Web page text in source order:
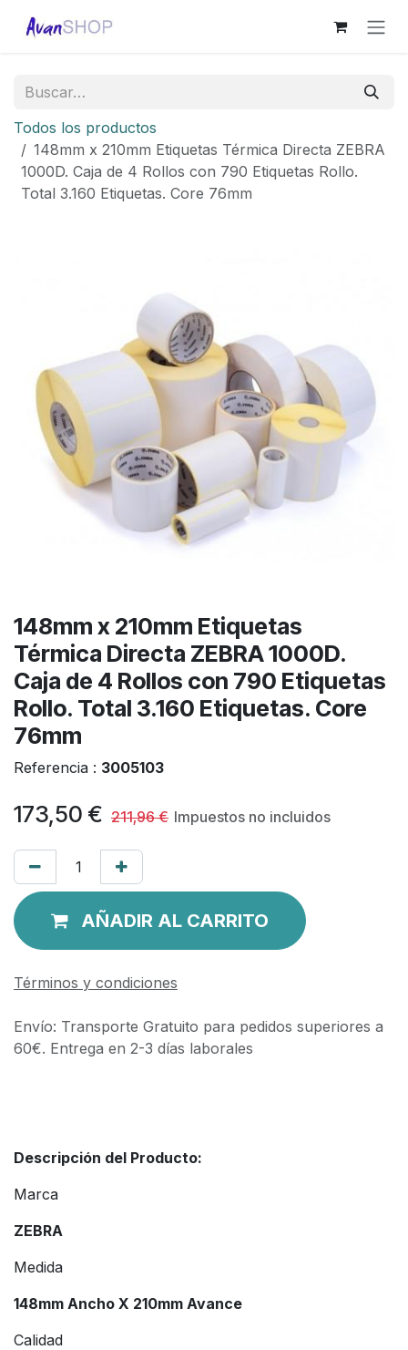
Todos los productos
148mm x 210mm Etiquetas Térmica Directa ZEBRA
1000D. Caja de 4 Rollos con 790 Etiquetas Rollo.
Total 3.160 Etiquetas. Core 76mm
148mm x 210mm Etiquetas
Térmica Directa ZEBRA 1000D.
Caja de 4 Rollos con 790 Etiquetas
Rollo. Total 3.160 Etiquetas. Core
76mm
Referencia : 3005103
173,50 € 211,96€ Impuestos no incluidos
AÑADIR AL CARRITO
Términos y condiciones
Envío: Transporte Gratuito para pedidos superiores a
60€. Entrega en 2-3 días laborales
Descripción del Producto:
Marca
ZEBRA
Medida
148mm Ancho X 210mm Avance
Calidad